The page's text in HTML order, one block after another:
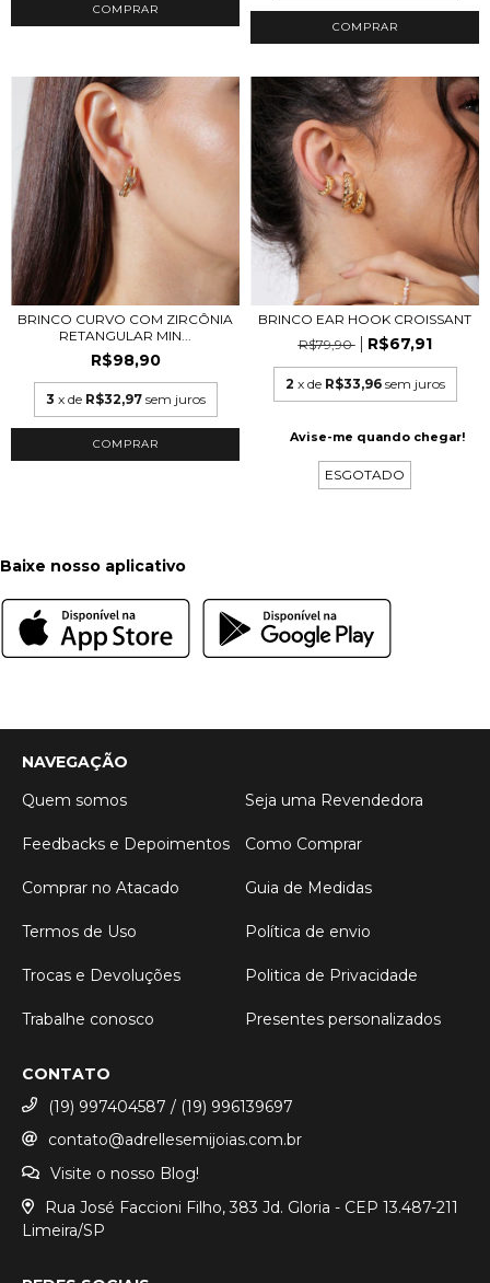
COMPRAR
COMPRAR
BRINCO CURVO COM ZIRCÔNIA
RETANGULAR MIN...
R$98,90
3 x de R$32,97 sem juros
COMPRAR
BRINCO EAR HOOK CROISSANT
R$79,90
R$67,91
2 x de R$33,96 sem juros
Avise-me quando chegar!
ESGOTADO
Baixe nosso aplicativo
NAVEGAÇÃO
Quem somos
Seja uma Revendedora
Feedbacks e Depoimentos Como Comprar
Comprar no Atacado Guia de Medidas
Termos de Uso Política de envio
Trocas e Devoluções Politica de Privacidade
Trabalhe conosco Presentes personalizados
CONTATO
(19) 997404587 / (19) 996139697
contato@adrellesemijoias.com.br
Visite o nosso Blog!
Rua José Faccioni Filho, 383 Jd. Gloria - CEP 13.487-211
Limeira/SP